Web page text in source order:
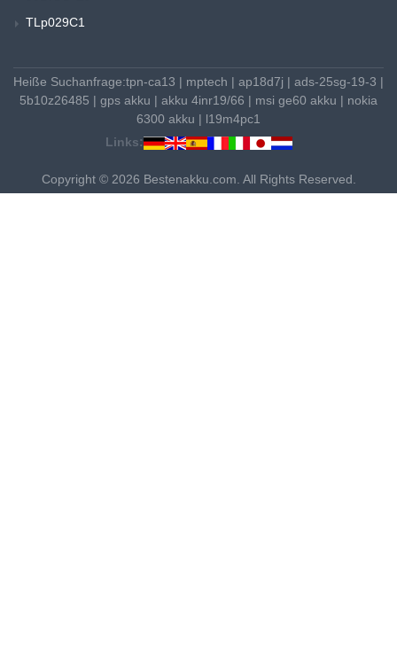
TLp029C1
Heiße Suchanfrage:tpn-ca13 | mptech | ap18d7j | ads-25sg-19-3 |
5b10z26485 | gps akku | akku 4inr19/66 | msi ge60 akku | nokia
6300 akku | l19m4pc1
Links:
Copyright © 2026 Bestenakku.com. All Rights Reserved.